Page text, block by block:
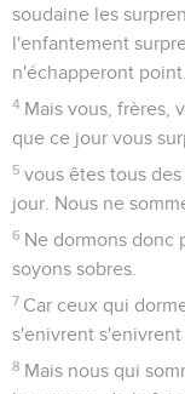
La deuxième lettre
écrite avec la
*Timothée. Elle fut
la première (en 51
collaborateurs
Paul continue à
leur foi et leur
chapitre 2.1-11 il
Christ : certains
persécution que le
leur dit que ce jour